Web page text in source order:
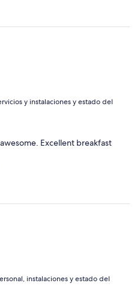
y instalaciones y estado del
Excellent breakfast
instalaciones y estado del